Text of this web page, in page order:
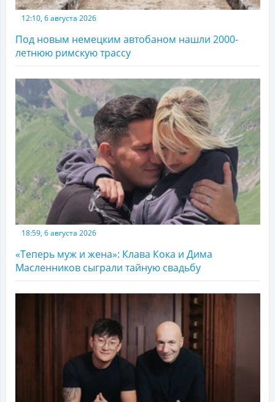
12:10, 6 августа 2026
Под новым немецким автобаном нашли 2000-
летнюю римскую трассу
18:59, 6 августа 2026
«Теперь муж и жена»: Клава Кока и Дима
Масленников сыграли тайную свадьбу